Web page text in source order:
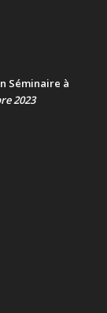
Séminaire à
2023